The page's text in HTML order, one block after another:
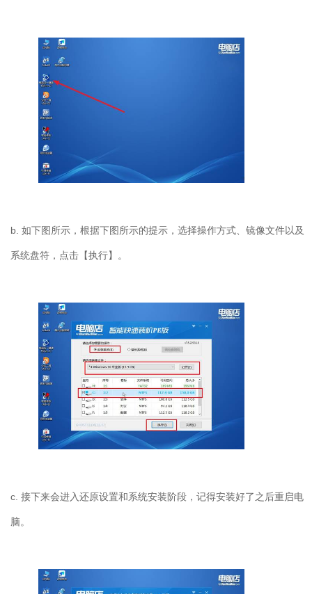
b. 如下图所示，根据下图所示的提示，选择操作方式、镜像文件以及
系统盘符，点击【执行】。
c. 接下来会进入还原设置和系统安装阶段，记得安装好了之后重启电
脑。